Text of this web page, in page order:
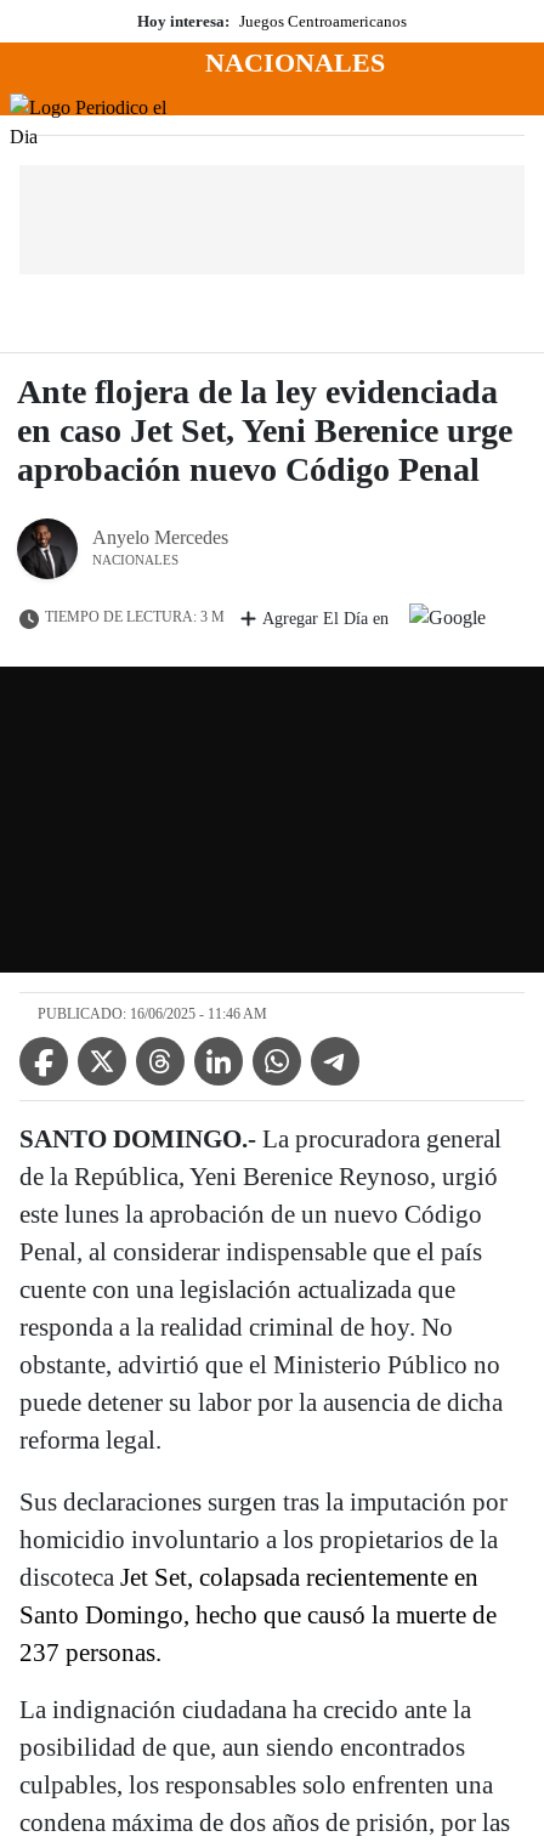
al
Hoy interesa: Juegos Centroamericanos
Menú
NACIONALES
Ante flojera de la ley evidenciada
en caso Jet Set, Yeni Berenice urge
aprobación nuevo Código Penal
Anyelo Mercedes
NACIONALES
TIEMPO DE LECTURA: 3 M Agregar El Día en
PUBLICADO: 16/06/2025 - 11:46 AM
Facebook IconTwitter IconThreads IconLinkedin IconWhatsApp IconTelegram Icon
SANTO DOMINGO.- La procuradora general
de la República, Yeni Berenice Reynoso, urgió
este lunes la aprobación de un nuevo Código
Penal, al considerar indispensable que el país
cuente con una legislación actualizada que
responda a la realidad criminal de hoy. No
obstante, advirtió que el Ministerio Público no
puede detener su labor por la ausencia de dicha
reforma legal.
Sus declaraciones surgen tras la imputación por
homicidio involuntario a los propietarios de la
discoteca Jet Set, colapsada recientemente en
Santo Domingo, hecho que causó la muerte de
237 personas.
La indignación ciudadana ha crecido ante la
posibilidad de que, aun siendo encontrados
culpables, los responsables solo enfrenten una
condena máxima de dos años de prisión, por las